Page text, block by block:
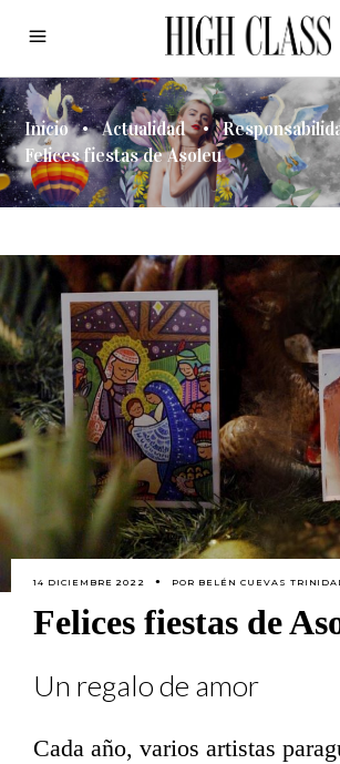
Inicio • Actualidad •
Felices fiestas de Asoleu
14 DICIEMBRE 2022 POR BELÉN CUEVAS
Felices fiestas de
Un regalo de amor
Cada año, varios artistas